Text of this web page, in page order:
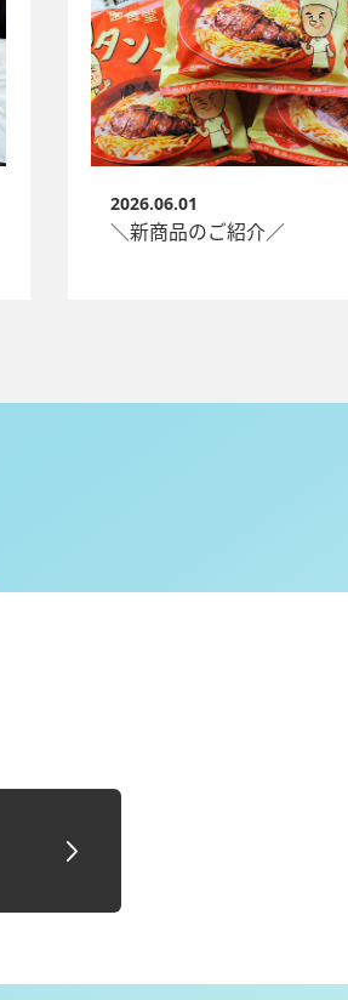
＼新商品のご紹介／
2026.06.01